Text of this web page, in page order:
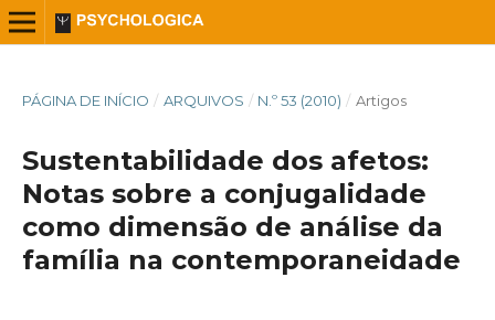
PÁGINA DE INÍCIO / ARQUIVOS / N.º 53 (2010) / Artigos
Sustentabilidade dos afetos:
Notas sobre a conjugalidade
como dimensão de análise da
família na contemporaneidade